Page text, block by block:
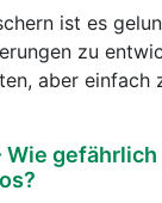
ist es
zu
aber einfach
gefährlich